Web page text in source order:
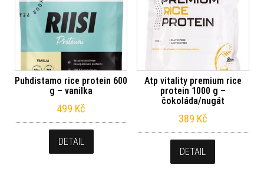
Puhdistamo rice protein 600
g – vanilka
499 Kč
DETAIL
Atp vitality premium rice
protein 1000 g –
čokoláda/nugát
389 Kč
DETAIL